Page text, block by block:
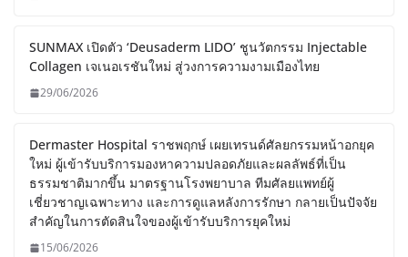
SUNMAX เปิดตัว ‘Deusaderm LIDO’ ชูนวัตกรรม Injectable
Collagen เจเนอเรชันใหม่ สู่วงการความงามเมืองไทย
29/06/2026
Dermaster Hospital ราชพฤกษ์ เผยเทรนด์ศัลยกรรมหน้าอกยุค
ใหม่ ผู้เข้ารับบริการมองหาความปลอดภัยและผลลัพธ์ที่เป็น
ธรรมชาติมากขึ้น มาตรฐานโรงพยาบาล ทีมศัลยแพทย์ผู้
เชี่ยวชาญเฉพาะทาง และการดูแลหลังการรักษา กลายเป็นปัจจัย
สำคัญในการตัดสินใจของผู้เข้ารับบริการยุคใหม่
15/06/2026